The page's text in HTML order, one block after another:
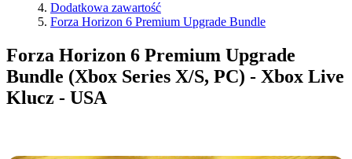
Dodatkowa zawartość
Forza Horizon 6 Premium Upgrade Bundle
Forza Horizon 6 Premium Upgrade
Bundle (Xbox Series X/S, PC) - Xbox Live
Klucz - USA